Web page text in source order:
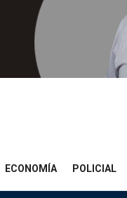
ECONOMÍA POLICIAL